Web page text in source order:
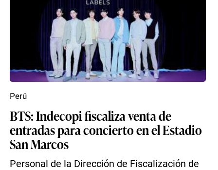
BTS: Indecopi fiscaliza venta de
entradas para concierto en el Estadio
San Marcos
Personal de la Dirección de Fiscalización de
Perú